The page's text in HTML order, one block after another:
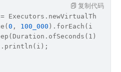
0 , 100_000 ).forEach(i ->
.println(i);
复制代码